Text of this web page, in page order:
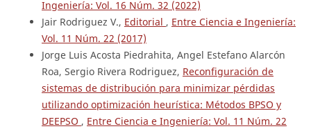
Ingeniería: Vol. 16 Núm. 32 (2022)
Jair Rodriguez V., Editorial , Entre Ciencia e Ingeniería:
Vol. 11 Núm. 22 (2017)
Jorge Luis Acosta Piedrahita, Angel Estefano Alarcón
Roa, Sergio Rivera Rodriguez, Reconfiguración de
sistemas de distribución para minimizar pérdidas
utilizando optimización heurística: Métodos BPSO y
DEEPSO , Entre Ciencia e Ingeniería: Vol. 11 Núm. 22